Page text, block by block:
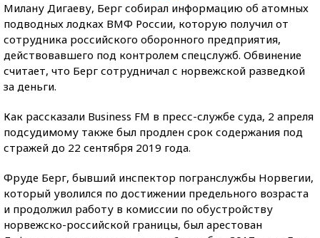
Милану Дигаеву, Берг собирал информацию об атомных
подводных лодках ВМФ России, которую получил от
сотрудника российского оборонного предприятия,
действовавшего под контролем спецслужб. Обвинение
считает, что Берг сотрудничал с норвежской разведкой
за деньги.
Как рассказали Business FM в пресс-службе суда, 2 апреля
подсудимому также был продлен срок содержания под
стражей до 22 сентября 2019 года.
Фруде Берг, бывший инспектор погранслужбы Норвегии,
который уволился по достижении предельного возраста
и продолжил работу в комиссии по обустройству
норвежско-российской границы, был арестован